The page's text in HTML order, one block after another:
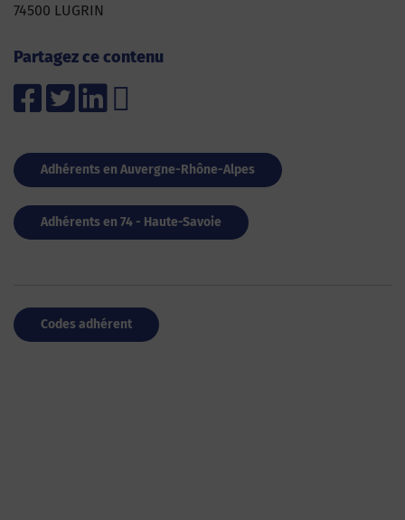
74500 LUGRIN
Partagez ce contenu
Adhérents en Auvergne-Rhône-Alpes
Adhérents en 74 - Haute-Savoie
Codes adhérent